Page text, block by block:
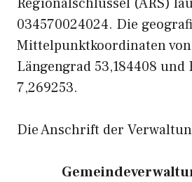
034570024024. Die
Mittelpunktkoordinaten
Längengrad 53,184408
7,269253.
Die Anschrift der